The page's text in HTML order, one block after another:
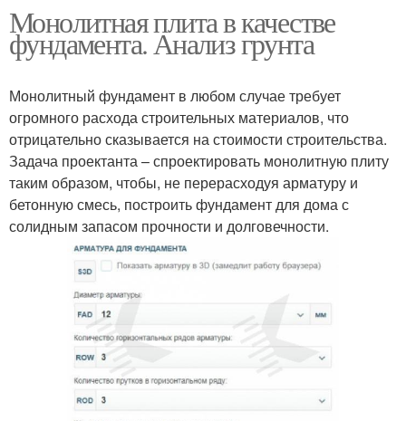
Монолитная плита в качестве
фундамента. Анализ грунта
Монолитный фундамент в любом случае требует
огромного расхода строительных материалов, что
отрицательно сказывается на стоимости строительства.
Задача проектанта – спроектировать монолитную плиту
таким образом, чтобы, не перерасходуя арматуру и
бетонную смесь, построить фундамент для дома с
солидным запасом прочности и долговечности.